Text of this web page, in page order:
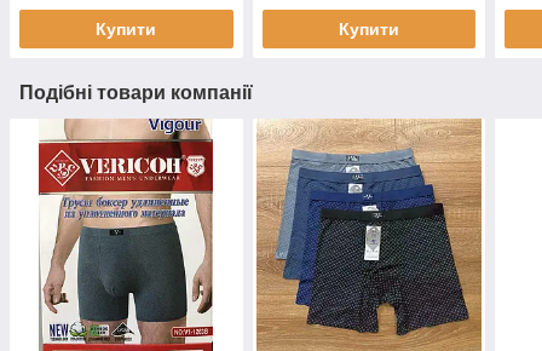
Купити Купити
Подібні товари компанії